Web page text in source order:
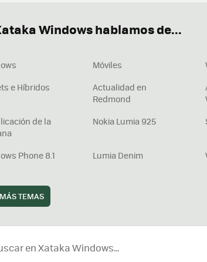
Windows hablamos de...
Móviles
e Híbridos
Actualidad en
Redmond
de la
Nokia Lumia 925
Phone 8.1
Lumia Denim
TEMAS